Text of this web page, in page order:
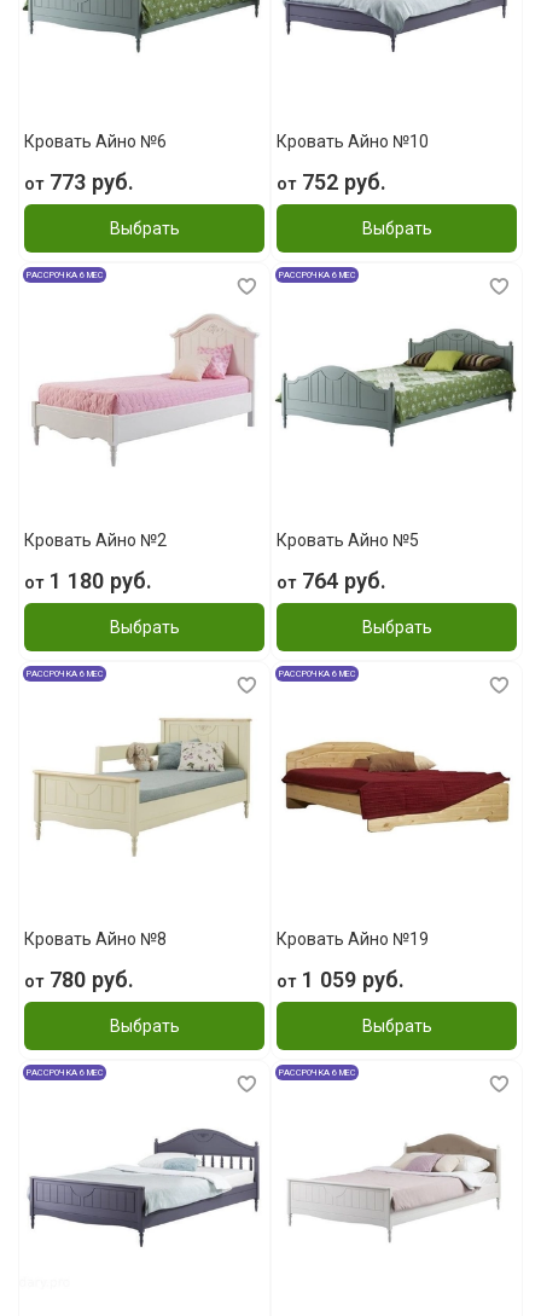
Кровать Айно №6
от773 руб.
Выбрать
Кровать Айно №10
от752 руб.
Выбрать
РАССРОЧКА 6 МЕС
Кровать Айно №2
от1 180 руб.
Выбрать
РАССРОЧКА 6 МЕС
Кровать Айно №5
от764 руб.
Выбрать
РАССРОЧКА 6 МЕС
Кровать Айно №8
от780 руб.
Выбрать
РАССРОЧКА 6 МЕС
Кровать Айно №19
от1 059 руб.
Выбрать
РАССРОЧКА 6 МЕС РАССРОЧКА 6 МЕС